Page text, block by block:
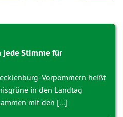
jede Stimme für
Vorpommern heißt
in den Landtag
mit den [...]